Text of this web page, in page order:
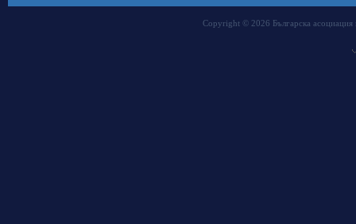
Copyright © 2026 Българска асоциация